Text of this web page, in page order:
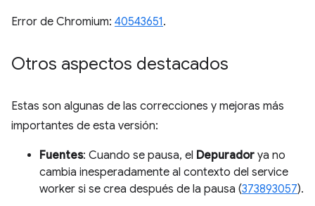
Error de Chromium: 40543651.
Otros aspectos destacados
Estas son algunas de las correcciones y mejoras más
importantes de esta versión:
Fuentes: Cuando se pausa, el Depurador ya no
cambia inesperadamente al contexto del service
worker si se crea después de la pausa (373893057).